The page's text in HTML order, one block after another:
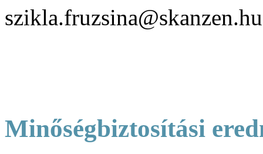
szikla.fruzsina@skanzen.hu
Minőségbiztosítási